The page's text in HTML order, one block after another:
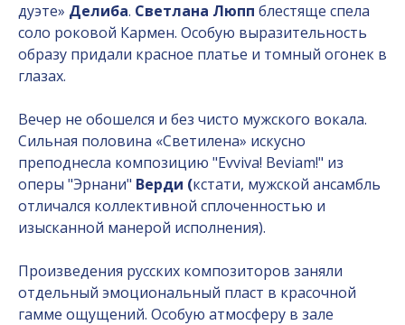
дуэте» Делиба. Светлана Люпп блестяще спела
соло роковой Кармен. Особую выразительность
образу придали красное платье и томный огонек в
глазах.
Вечер не обошелся и без чисто мужского вокала.
Сильная половина «Светилена» искусно
преподнесла композицию "Evviva! Beviam!" из
оперы "Эрнани" Верди (кстати, мужской ансамбль
отличался коллективной сплоченностью и
изысканной манерой исполнения).
Произведения русских композиторов заняли
отдельный эмоциональный пласт в красочной
гамме ощущений. Особую атмосферу в зале